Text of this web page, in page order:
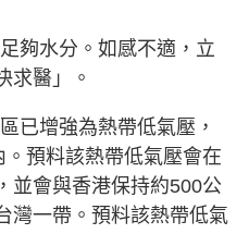
夠水分。如感不適，立
求醫」。
已增強為熱帶低氣壓，
預料該熱帶低氣壓會在
並會與香港保持約500公
灣一帶。預料該熱帶低氣